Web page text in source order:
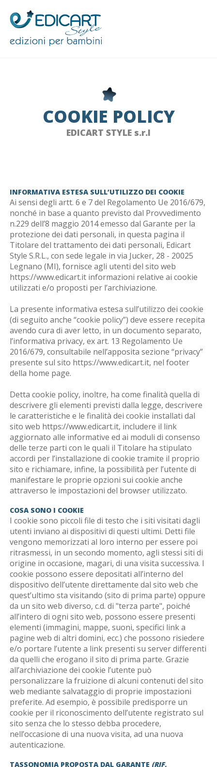
COOKIE POLICY
EDICART STYLE s.r.l
INFORMATIVA ESTESA SULL’UTILIZZO DEI COOKIE
Ai sensi degli artt. 6 e 7 del Regolamento Ue 2016/679,
nonché in base a quanto previsto dal Provvedimento
n.229 dell’8 maggio 2014 emesso dal Garante per la
protezione dei dati personali, in questa pagina il
Titolare del trattamento dei dati personali, Edicart
Style S.R.L., con sede legale in via Jucker, 28 - 20025
Legnano (MI), fornisce agli utenti del sito web
https://www.edicart.it informazioni relative ai cookie
utilizzati e/o proposti per l’archiviazione.
La presente informativa estesa sull’utilizzo dei cookie
(di seguito anche “cookie policy”) deve essere recepita
avendo cura di aver letto, in un documento separato,
l’informativa privacy, ex art. 13 Regolamento Ue
2016/679, consultabile nell’apposita sezione “privacy”
presente sul sito https://www.edicart.it, nel footer
della home page.
Detta cookie policy, inoltre, ha come finalità quella di
descrivere gli elementi previsti dalla legge, descrivere
le caratteristiche e le finalità dei cookie installati dal
sito web https://www.edicart.it, includere il link
aggiornato alle informative ed ai moduli di consenso
delle terze parti con le quali il Titolare ha stipulato
accordi per l’installazione di cookie tramite il proprio
sito e richiamare, infine, la possibilità per l’utente di
manifestare le proprie opzioni sui cookie anche
attraverso le impostazioni del browser utilizzato.
COSA SONO I COOKIE
I cookie sono piccoli file di testo che i siti visitati dagli
utenti inviano ai dispositivi di questi ultimi. Detti file
vengono memorizzati al loro interno per essere poi
ritrasmessi, in un secondo momento, agli stessi siti di
origine in occasione, magari, di una visita successiva. I
cookie possono essere depositati all’interno del
dispositivo dell’utente direttamente dal sito web che
quest’ultimo sta visitando (sito di prima parte) oppure
da un sito web diverso, c.d. di "terza parte", poiché
all’intero di ogni sito web, possono essere presenti
elementi (immagini, mappe, suoni, specifici link a
pagine web di altri domini, ecc.) che possono risiedere
e/o portare l’utente a link presenti su server differenti
da quelli che erogano il sito di prima parte. Grazie
all’archiviazione dei cookie l’utente può
personalizzare la fruizione di alcuni contenuti del sito
web mediante salvataggio di proprie impostazioni
preferite. Ad esempio, è possibile predisporre un
cookie per il riconoscimento dell’utente registrato sul
sito senza che lo stesso debba procedere,
nell’occasione di una nuova visita, ad una nuova
autenticazione.
TASSONOMIA PROPOSTA DAL GARANTE (RIF.